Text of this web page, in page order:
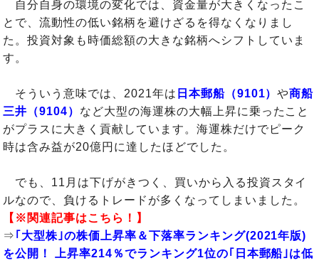
自分自身の環境の変化では、資金量が大きくなったこ
とで、流動性の低い銘柄を避けざるを得なくなりまし
た。投資対象も時価総額の大きな銘柄へシフトしていま
す。
そういう意味では、2021年は 日本郵船（9101）や商船
三井（9104） など大型の海運株の大幅上昇に乗ったこと
がプラスに大きく貢献しています。海運株だけでピーク
時は含み益が20億円に達したほどでした。
でも、11月は下げがきつく、買いから入る投資スタイ
ルなので、負けるトレードが多くなってしまいました。
【※関連記事はこちら！】
⇒ ｢大型株｣の株価上昇率＆下落率ランキング(2021年版)
を公開！ 上昇率214％でランキング1位の｢日本郵船｣は低